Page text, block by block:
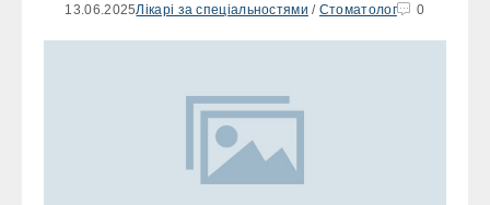
13.06.2025Лікарі за спеціальностями / Стоматолог 0